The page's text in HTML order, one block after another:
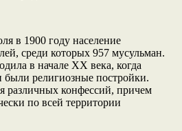
в 1900 году население
среди которых 957 мусульман.
в начале XX века, когда
религиозные постройки.
различных конфессий, причем
по всей территории